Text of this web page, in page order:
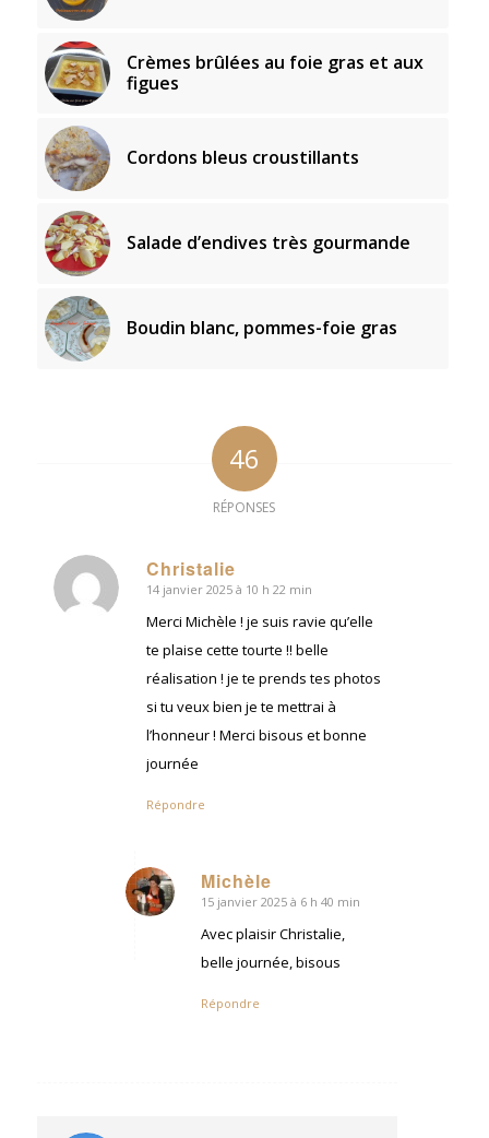
Crèmes brûlées au foie gras et aux
figues
Cordons bleus croustillants
Salade d’endives très gourmande
Boudin blanc, pommes-foie gras
46
RÉPONSES
Christalie
dit
:
14 janvier 2025 à 10 h 22 min
Merci Michèle ! je suis ravie qu’elle
te plaise cette tourte !! belle
réalisation ! je te prends tes photos
si tu veux bien je te mettrai à
l’honneur ! Merci bisous et bonne
journée
Répondre
Michèle
dit
15 janvier 2025 à 6 h 40 min
Avec plaisir Christalie,
belle journée, bisous
Répondre